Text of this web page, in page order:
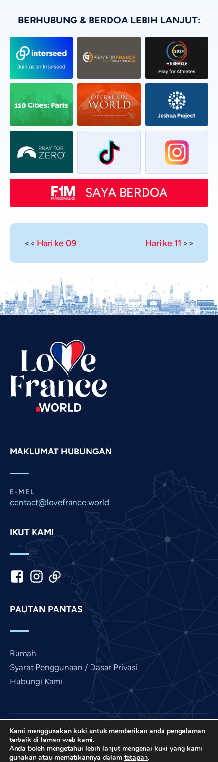
BERHUBUNG & BERDOA LEBIH LANJUT:
SAYA BERDOA
<< Hari ke 09 Hari ke 11 >>
MAKLUMAT HUBUNGAN
E-MEL
contact@lovefrance.world
IKUT KAMI
PAUTAN PANTAS
Rumah
Syarat Penggunaan / Dasar Privasi
Hubungi Kami
Love France ialah projek International Prayer
Connect, EIN bukan untung AS 501 (C) (3): 85-
3845307.
Kami menggunakan kuki untuk memberikan anda pengalaman
terbaik di laman web kami.
Anda boleh mengetahui lebih lanjut mengenai kuki yang kami
gunakan atau mematikannya dalam tetapan.
Afrikaans
Arabic
Bengali
Finnish
Italian
Japanese
Kannada
Korean
Marathi
Nepali
Telugu
Thai
Vietnamese